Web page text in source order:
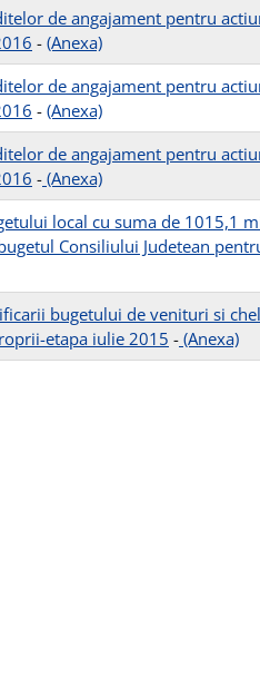
de angajament pentru
- (Anexa)
de angajament pentru
- (Anexa)
de angajament pentru
- (Anexa)
local cu suma de 1015,1
Consiliului Judetean
bugetului de venituri si
etapa iulie 2015 - (Anexa)